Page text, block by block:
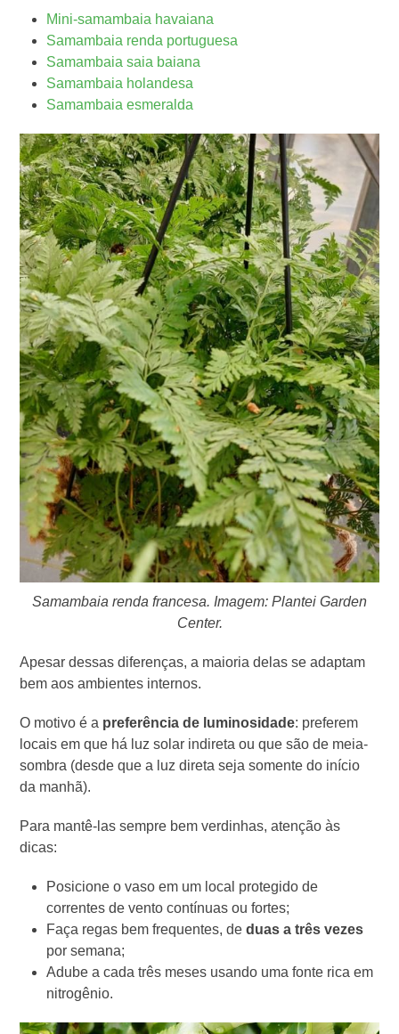
Mini-samambaia havaiana
Samambaia renda portuguesa
Samambaia saia baiana
Samambaia holandesa
Samambaia esmeralda
Samambaia renda francesa. Imagem: Plantei Garden
Center.
Apesar dessas diferenças, a maioria delas se adaptam
bem aos ambientes internos.
O motivo é a preferência de luminosidade: preferem
locais em que há luz solar indireta ou que são de meia-
sombra (desde que a luz direta seja somente do início
da manhã).
Para mantê-las sempre bem verdinhas, atenção às
dicas:
Posicione o vaso em um local protegido de
correntes de vento contínuas ou fortes;
Faça regas bem frequentes, deduas a três vezes
por semana;
Adube a cada três meses usando uma fonte rica em
nitrogênio.